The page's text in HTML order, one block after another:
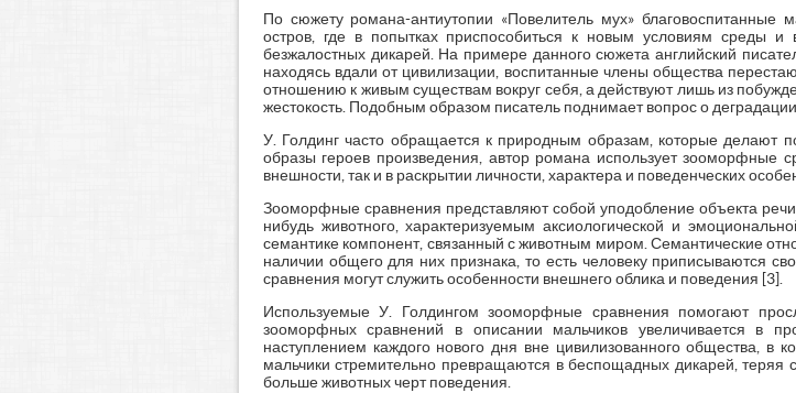
По сюжету романа-антиутопии «Повелитель мух» благовоспитанные
остров, где в попытках приспособиться к новым условиям среды
безжалостных дикарей. На примере данного сюжета английский
находясь вдали от цивилизации, воспитанные члены общества
отношению к живым существам вокруг себя, а действуют лишь из
жестокость. Подобным образом писатель поднимает вопрос о
У. Голдинг часто обращается к природным образам, которые делают
образы героев произведения, автор романа использует зооморфные
внешности, так и в раскрытии личности, характера и поведенческих
Зооморфные сравнения представляют собой уподобление объекта
нибудь животного, характеризуемым аксиологической и
семантике компонент, связанный с животным миром. Семантические
наличии общего для них признака, то есть человеку приписываются
сравнения могут служить особенности внешнего облика и поведения [3].
Используемые У. Голдингом зооморфные сравнения помогают
зооморфных сравнений в описании мальчиков увеличивается в
наступлением каждого нового дня вне цивилизованного общества,
мальчики стремительно превращаются в беспощадных дикарей, теряя
больше животных черт поведения.